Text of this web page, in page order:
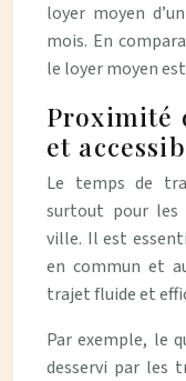
loyer moyen
mois. En
le loyer moyen
Proximité
et
Le temps de
surtout pour les
ville. Il est
en commun et
trajet fluide et
Par exemple, le
desservi par les